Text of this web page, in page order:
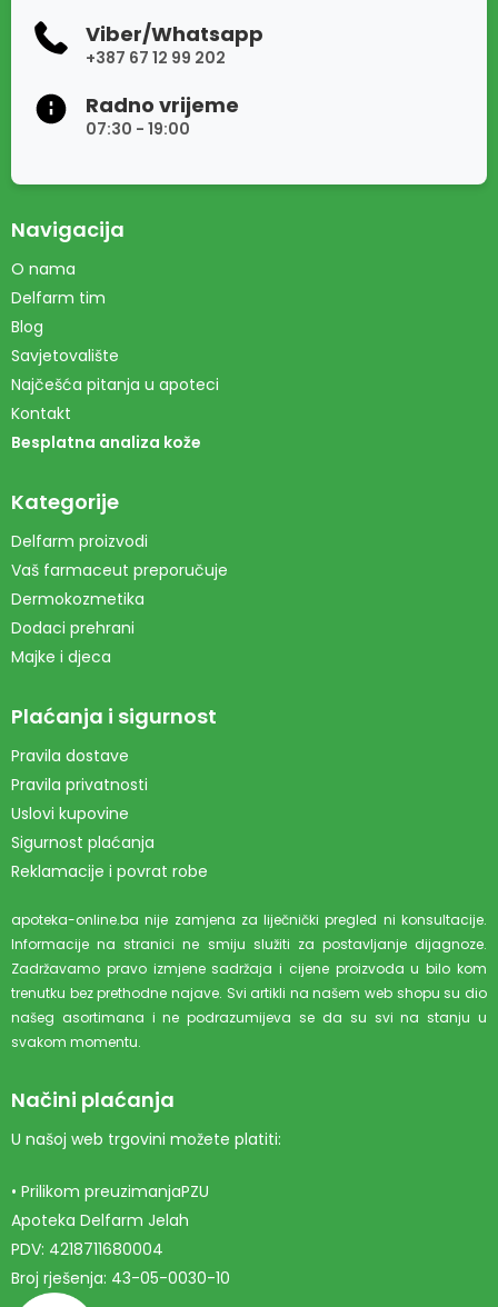
Viber/Whatsapp
+387 67 12 99 202
Radno vrijeme
07:30 - 19:00
Navigacija
O nama
Delfarm tim
Blog
Savjetovalište
Najčešća pitanja u apoteci
Kontakt
Besplatna analiza kože
Kategorije
Delfarm proizvodi
Vaš farmaceut preporučuje
Dermokozmetika
Dodaci prehrani
Majke i djeca
Plaćanja i sigurnost
Pravila dostave
Pravila privatnosti
Uslovi kupovine
Sigurnost plaćanja
Reklamacije i povrat robe
apoteka-online.ba nije zamjena za liječnički pregled ni konsultacije.
Informacije na stranici ne smiju služiti za postavljanje dijagnoze.
Zadržavamo pravo izmjene sadržaja i cijene proizvoda u bilo kom
trenutku bez prethodne najave. Svi artikli na našem web shopu su dio
našeg asortimana i ne podrazumijeva se da su svi na stanju u
svakom momentu.
Načini plaćanja
U našoj web trgovini možete platiti:
• Prilikom preuzimanjaPZU
Apoteka Delfarm Jelah
PDV: 4218711680004
Broj rješenja: 43-05-0030-10